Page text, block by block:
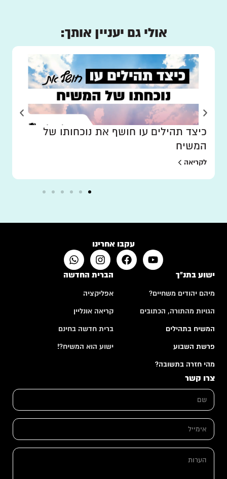
אולי גם יעניין אותך:
כיצד תהילים עו חושף את נוכחותו של
המשיח
לקריאה
עקבו אחרינו
ישוע בתנ"ך
מיהם יהודים משחיים?
הגויות מהתורה, הכתובים
המשיח בתהילים
פרשת השבוע
מהי חזרה בתשובה?
הברית החדשה
אפליקציה
קריאה אונליין
ברית חדשה בחינם
ישוע הוא המשיח?!
צרו קשר
ש
*
ה
ר
ו
א
מ
י
ה